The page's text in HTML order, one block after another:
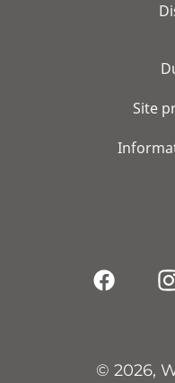
Site
© 2026,